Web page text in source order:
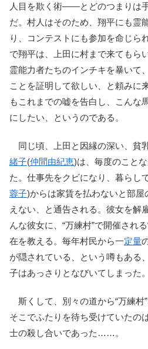
人目を欺く術――とどのつまりは
だ。村人はそのため、翔平にも霊
り、コンテストにも参加を命じら
で翔平は、上田に村まで来てもら
霊能力者たちのインチキを暴いて
ことを証明して欲しい、と頼みに
もこれまでの嘘を告白し、こんな
にしたい、というのである。
同じ頃、上田と因縁の深い、貧
緒子(仲間由紀恵)は、毎度のこと
た。仕事先をクビになり、暮らし
蓉子)からは家賃を払わないと部
えない、と通告される。彼女を解
んな彼女に、“万練村”で開催され
在を教える。毎年村民から一定量
が隠されている、という噂もある
子はあっさりとなびいてしまった。
斯くして、別々の道から“万練村
そこでふたりを待ち受けていた
士の殺し合いであった……。